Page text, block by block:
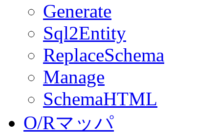
Generate
Sql2Entity
ReplaceSchema
Manage
SchemaHTML
O/Rマッパ